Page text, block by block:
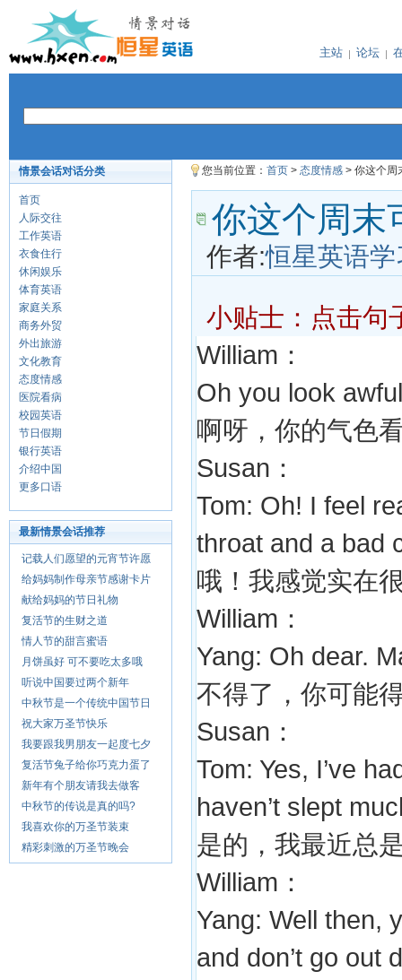
主站 论坛
情景会话对话分类
首页
人际交往
工作英语
衣食住行
休闲娱乐
体育英语
家庭关系
商务外贸
外出旅游
文化教育
态度情感
医院看病
校园英语
节日假期
银行英语
介绍中国
更多口语
最新情景会话推荐
记载人们愿望的元宵节许愿
给妈妈制作母亲节感谢卡片
献给妈妈的节日礼物
复活节的生财之道
情人节的甜言蜜语
月饼虽好 可不要吃太多哦
听说中国要过两个新年
中秋节是一个传统中国节日
祝大家万圣节快乐
我要跟我男朋友一起度七夕
复活节兔子给你巧克力蛋了
新年有个朋友请我去做客
中秋节的传说是真的吗?
我喜欢你的万圣节装束
精彩刺激的万圣节晚会
您当前位置： 首页 > 态度情感 > 你这个周
你这个周末
作者:恒星英语学
小贴士：点击句
William：
Oh you look
啊呀，你的气色
Susan：
Tom: Oh! I feel
throat and a bad
哦！我感觉实在
William：
Yang: Oh dear.
不得了，你可能
Susan：
Tom: Yes, I’ve
haven’t slept
是的，我最近总
William：
Yang: Well then,
and don’t go out